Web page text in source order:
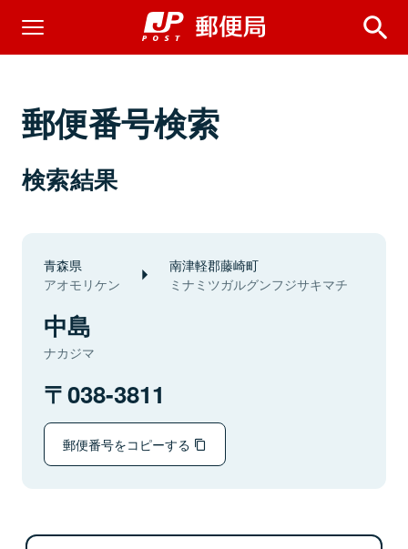
郵便番号検索
検索結果
青森県
アオモリケン
南津軽郡藤崎町
ミナミツガルグンフジサキマチ
中島
ナカジマ
038-3811
郵便番号をコピーする